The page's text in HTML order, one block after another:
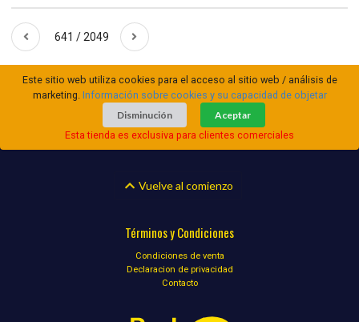
641 / 2049
Este sitio web utiliza cookies para el acceso al sitio web / análisis de
marketing. Información sobre cookies y su capacidad de objetar
Disminución
Aceptar
Esta tienda es exclusiva para clientes comerciales
Vuelve al comienzo
Términos y Condiciones
Condiciones de venta
Declaracion de privacidad
Contacto